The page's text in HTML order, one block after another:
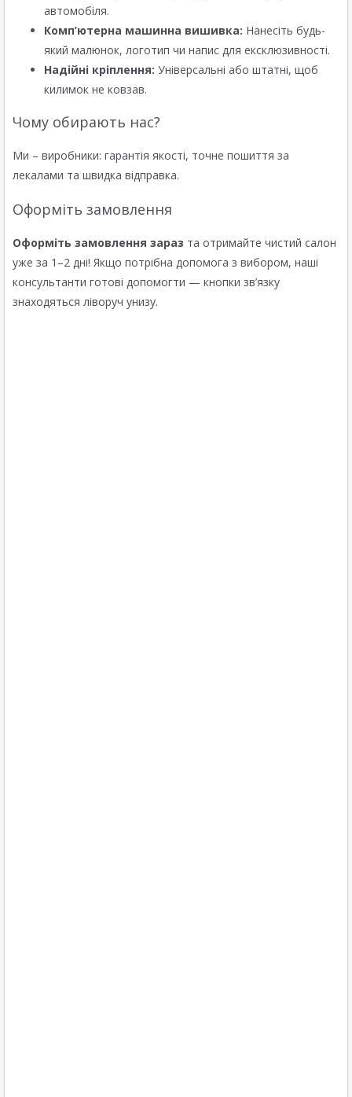
автомобіля.
Комп’ютерна машинна вишивка: Нанесіть будь-
який малюнок, логотип чи напис для ексклюзивності.
Надійні кріплення: Універсальні або штатні, щоб
килимок не ковзав.
Чому обирають нас?
Ми – виробники: гарантія якості, точне пошиття за
лекалами та швидка відправка.
Оформіть замовлення
Оформіть замовлення зараз та отримайте чистий салон
уже за 1–2 дні! Якщо потрібна допомога з вибором, наші
консультанти готові допомогти — кнопки зв’язку
знаходяться ліворуч унизу.